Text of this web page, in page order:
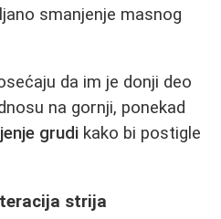
smanjenje masnog
da im je donji deo
na gornji, ponekad
grudi kako bi postigle
strija